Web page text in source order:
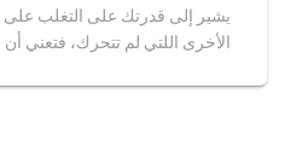
يشير إلى قدرتك على التغلب على
الأخرى اللتي لم تتحرك، فتعني أن